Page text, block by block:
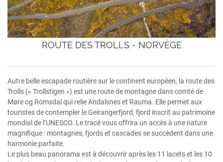
ROUTE DES TROLLS - NORVÈGE
Autre belle escapade routière sur le continent européen, la route des
Trolls (« Trollstigen ») est une route de montagne dans comté de
Møre og Romsdal qui relie Andalsnes et Rauma. Elle permet aux
touristes de contempler le Geirangerfjord, fjord inscrit au patrimoine
mondial de l’UNESCO. Le tracé vous offrira un accès à une nature
magnifique : montagnes, fjords et cascades se succèdent dans une
harmonie parfaite.
Le plus beau panorama est à découvrir après les 11 lacets et les 10